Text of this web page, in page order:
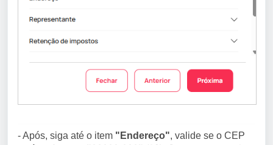
- Após, siga até o item "Endereço", valide se o CEP